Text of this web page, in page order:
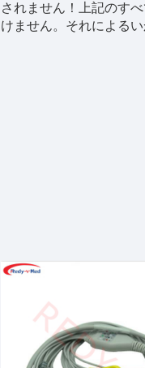
されません！上記のす
けません。それによる